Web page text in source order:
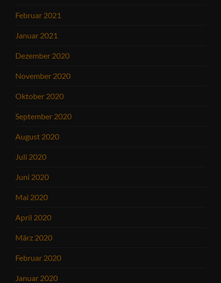
Februar 2021
Januar 2021
Dezember 2020
November 2020
Oktober 2020
September 2020
August 2020
Juli 2020
Juni 2020
Mai 2020
April 2020
März 2020
Februar 2020
Januar 2020